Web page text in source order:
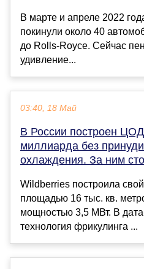
В марте и апреле 2022
покинули около 40
до Rolls-Royce. Сейчас
удивление...
03:40, 18 Май
В России построен
миллиарда без
охлаждения. За ним
Wildberries построила
площадью 16 тыс. кв.
мощностью 3,5 МВт. В
технология фрикулинга ...